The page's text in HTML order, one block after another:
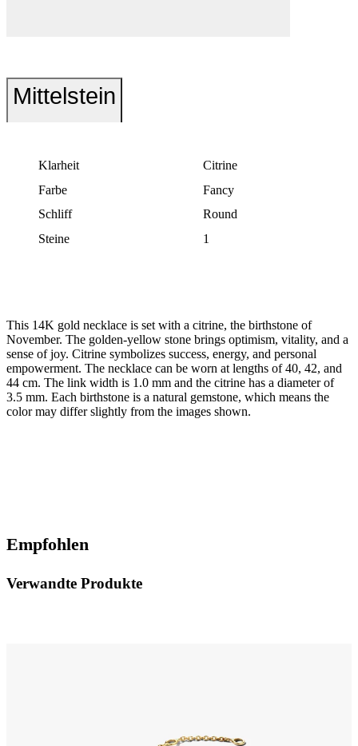
Mittelstein
Klarheit
Citrine
Farbe
Fancy
Schliff
Round
Steine
1
This 14K gold necklace is set with a citrine, the birthstone of
November. The golden-yellow stone brings optimism, vitality, and a
sense of joy. Citrine symbolizes success, energy, and personal
empowerment. The necklace can be worn at lengths of 40, 42, and
44 cm. The link width is 1.0 mm and the citrine has a diameter of
3.5 mm. Each birthstone is a natural gemstone, which means the
color may differ slightly from the images shown.
Empfohlen
Verwandte Produkte